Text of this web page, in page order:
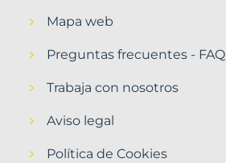
Mapa web
Preguntas frecuentes - FAQ
Trabaja con nosotros
Aviso legal
Política de Cookies